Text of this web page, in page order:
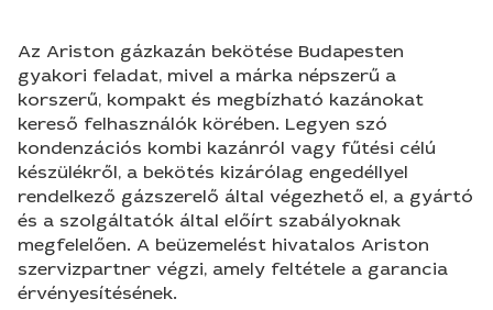
Az Ariston gázkazán bekötése Budapesten
gyakori feladat, mivel a márka népszerű a
korszerű, kompakt és megbízható kazánokat
kereső felhasználók körében. Legyen szó
kondenzációs kombi kazánról vagy fűtési célú
készülékről, a bekötés kizárólag engedéllyel
rendelkező gázszerelő által végezhető el, a gyártó
és a szolgáltatók által előírt szabályoknak
megfelelően. A beüzemelést hivatalos Ariston
szervizpartner végzi, amely feltétele a garancia
érvényesítésének.